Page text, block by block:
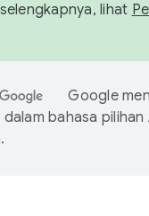
lihat
Google
bahasa